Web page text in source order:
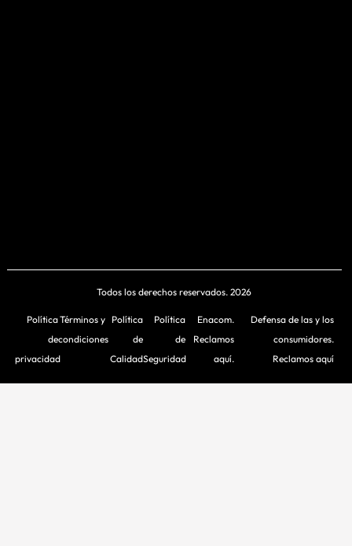
Todos los derechos reservados. 2026
Política
de
privacidad
Términos y
condiciones
Política
de
Calidad
Política
de
Seguridad
Enacom.
Reclamos
aquí.
Defensa de las y los
consumidores.
Reclamos aquí